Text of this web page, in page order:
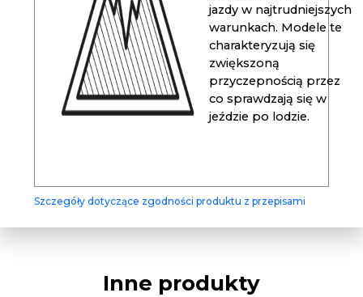
jazdy w najtrudniejszych
warunkach. Modele te
charakteryzują się
zwiększoną
przyczepnością przez
co sprawdzają się w
jeździe po lodzie.
Szczegóły dotyczące zgodności produktu z przepisami
Inne produkty